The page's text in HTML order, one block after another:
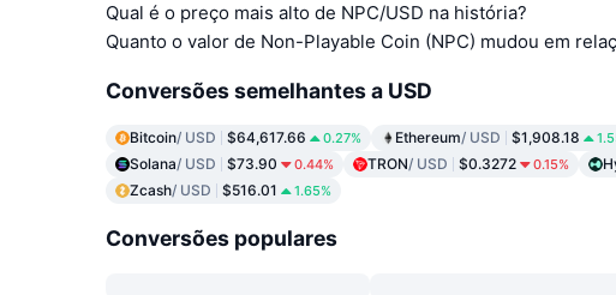
Qual é o preço mais alto de NPC/USD na história?
Quanto o valor de Non-Playable Coin (NPC) mudou em
Conversões semelhantes a USD
Bitcoin/ USD $64,617.66 0.27% Ethereum/ USD $1,908.18
Solana/ USD $73.90 0.44% TRON/ USD $0.3272 0.15%
Zcash/ USD $516.01 1.65%
Conversões populares